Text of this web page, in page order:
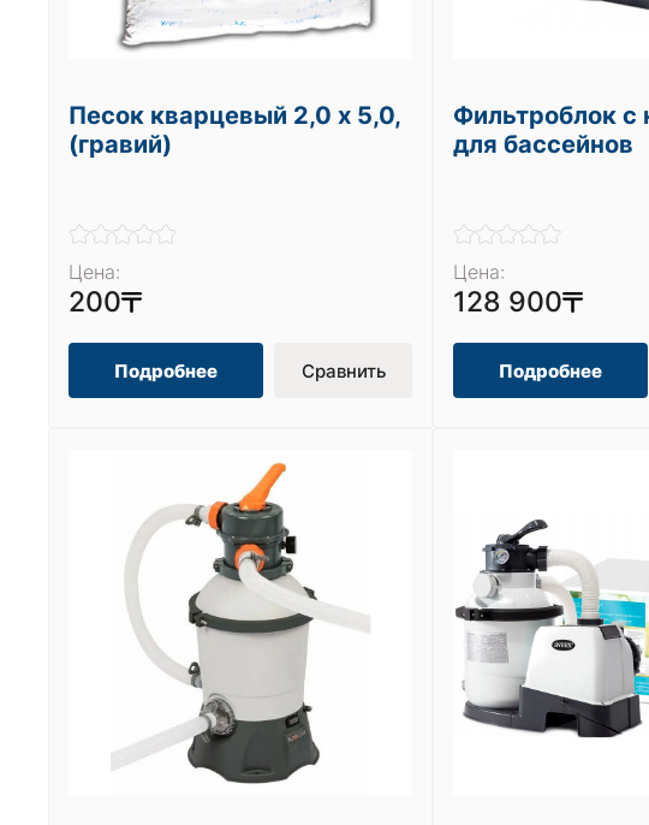
Песок кварцевый 2,0 х 5,0,
(гравий)
Цена:
200
Подробнее Сравнить
Фильтроблок с
для бассейнов
Цена:
128 900
Подробнее